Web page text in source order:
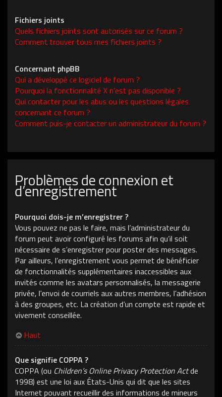
Fichiers joints
Quels fichiers joints sont autorisés sur ce forum ?
Comment trouver tous mes fichiers joints ?
Concernant phpBB
Qui a développé ce logiciel de forum ?
Pourquoi la fonctionnalité X n’est pas disponible ?
Qui contacter pour les abus ou les questions légales
concernant ce forum ?
Comment puis-je contacter un administrateur du forum ?
Problèmes de connexion et
d’enregistrement
Pourquoi dois-je m’enregistrer ?
Vous pouvez ne pas le faire, mais l’administrateur du
forum peut avoir configuré les forums afin qu’il soit
nécessaire de s’enregistrer pour poster des messages.
Par ailleurs, l’enregistrement vous permet de bénéficier
de fonctionnalités supplémentaires inaccessibles aux
invités comme les avatars personnalisés, la messagerie
privée, l’envoi de courriels aux autres membres, l’adhésion
à des groupes, etc. La création d’un compte est rapide et
vivement conseillée.
Haut
Que signifie COPPA ?
COPPA (ou Children’s Online Privacy Protection Actde
1998) est une loi aux États-Unis qui dit que les sites
Internet pouvant recueillir des informations de mineurs